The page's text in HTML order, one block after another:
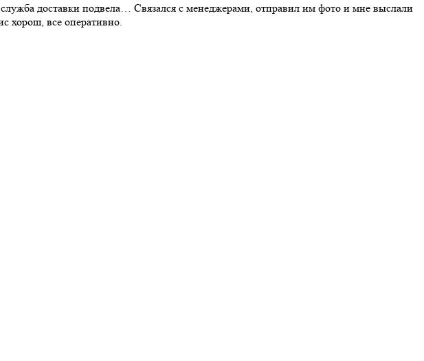
доставки подвела… Связался с менеджерами, отправил им фото и мне выслали
хорош, все оперативно.